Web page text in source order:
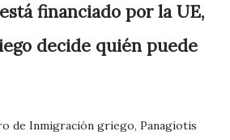
financiado por la UE,
decide quién puede
de Inmigración griego, Panagiotis